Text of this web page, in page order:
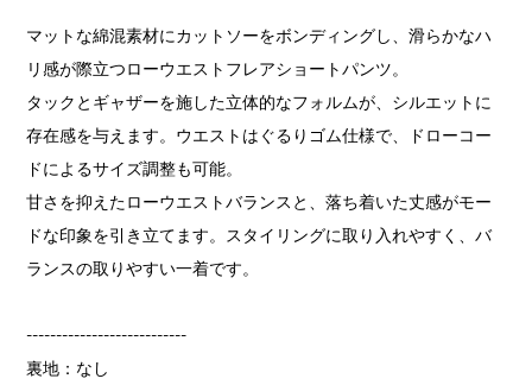
マットな綿混素材にカットソーをボンディングし、滑らかなハ
リ感が際立つローウエストフレアショートパンツ。
タックとギャザーを施した立体的なフォルムが、シルエットに
存在感を与えます。ウエストはぐるりゴム仕様で、ドローコー
ドによるサイズ調整も可能。
甘さを抑えたローウエストバランスと、落ち着いた丈感がモー
ドな印象を引き立てます。スタイリングに取り入れやすく、バ
ランスの取りやすい一着です。
---------------------------
裏地：なし